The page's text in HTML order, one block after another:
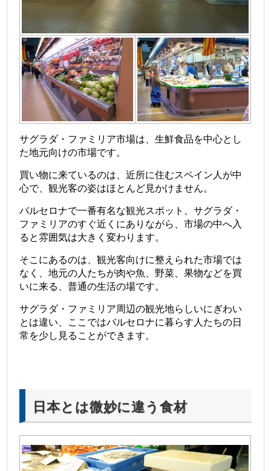
サグラダ・ファミリア市場は、生鮮食品を中心とし
た地元向けの市場です。
買い物に来ているのは、近所に住むスペイン人が中
心で、観光客の姿はほとんど見かけません。
バルセロナで一番有名な観光スポット、サグラダ・
ファミリアのすぐ近くにありながら、市場の中へ入
ると雰囲気は大きく変わります。
そこにあるのは、観光客向けに整えられた市場では
なく、地元の人たちが肉や魚、野菜、果物などを買
いに来る、普通の生活の場です。
サグラダ・ファミリア周辺の観光地らしいにぎわい
とは違い、ここではバルセロナに暮らす人たちの日
常を少し見ることができます。
日本とは微妙に違う食材